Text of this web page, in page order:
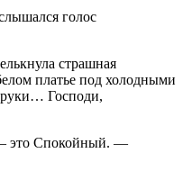
голос
страшная
платье под холодными
Господи,
это Спокойный. —